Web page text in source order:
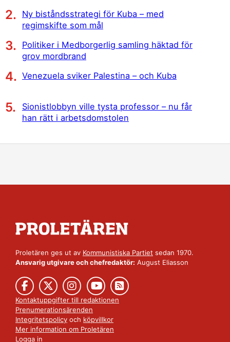
Ny biståndsstrategi för Kuba – med
regimskifte som mål
Politiker i Medborgerlig samling häktad för
grov mordbrand
Venezuela sviker Palestina – och Kuba
Sionistlobbyn ville tysta professor – nu får
han rätt i arbetsdomstolen
Proletären ges ut av Kommunistiska Partiet sedan 1970.
Ansvarig utgivare och chefredaktör: August Eliasson
Kontaktuppgifter till redaktionen
Prenumerationsärenden
Integritetspolicy och köpvillkor
Mer information om Proletären
Logga in